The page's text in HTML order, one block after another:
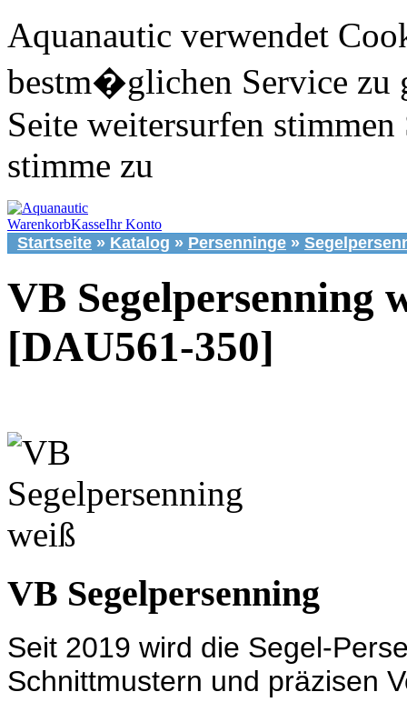
Aquanautic verwendet
bestm�glichen Service zu
Seite weitersurfen stimmen
stimme zu
WarenkorbKasseIhr Konto
Startseite » Katalog » Persenninge »
VB Segelpersenning
[DAU561-350]
VB Segelpersenning
Seit 2019 wird die Segel-
Schnittmustern und präzisen